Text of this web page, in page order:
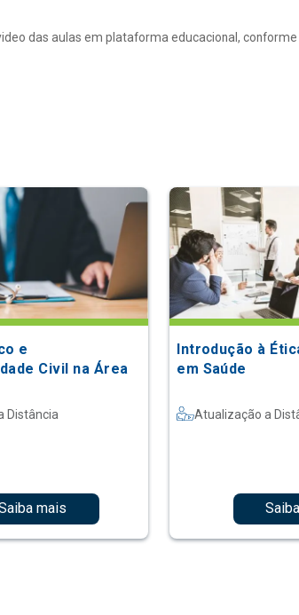
das aulas em plataforma educacional,
e
Civil na Área
Distância
mais
Introdução à
em Saúde
Atualização a